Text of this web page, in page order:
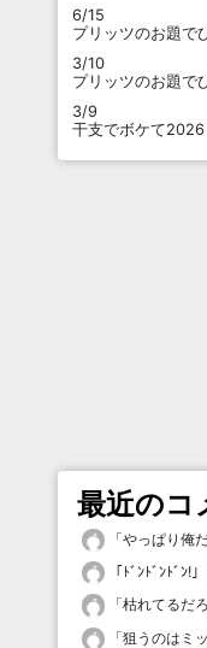
6/15
プリッツのお題で
3/10
プリッツのお題で
3/9
干支でボケて
最近のコ
「やっぱり俺
「 ﾄﾞﾝﾄﾞﾝﾄﾞﾝ! 」
「枯れてるだ
「狙うのはミ